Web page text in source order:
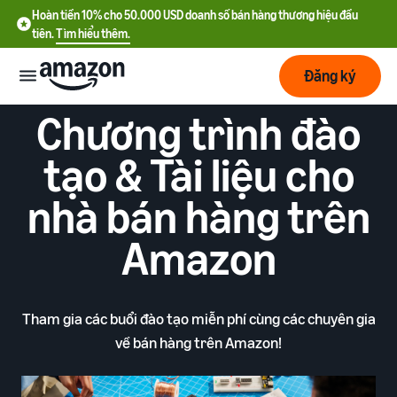
Hoàn tiền 10% cho 50.000 USD doanh số bán hàng thương hiệu đầu
tiên.Tìm hiểu thêm.
Bắt
đầu
Bắt đầu
với
Amazon
USD doanh số bán hàng
thương hiệu đầu tiên
Hướng dẫn đăng ký tài
kế
hoạch
hiểu
chi
ưu
vụ
Đăng ký
Chương trình đào
tạo & Tài liệu cho
nhà bán hàng trên
Amazon
Tham gia các buổi đào tạo miễn phí cùng các chuyên gia
về bán hàng trên Amazon!